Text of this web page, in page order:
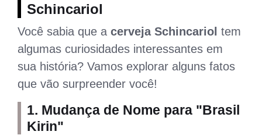
Schincariol
Você sabia que a cerveja Schincariol tem
algumas curiosidades interessantes em
sua história? Vamos explorar alguns fatos
que vão surpreender você!
1. Mudança de Nome para "Brasil
Kirin"